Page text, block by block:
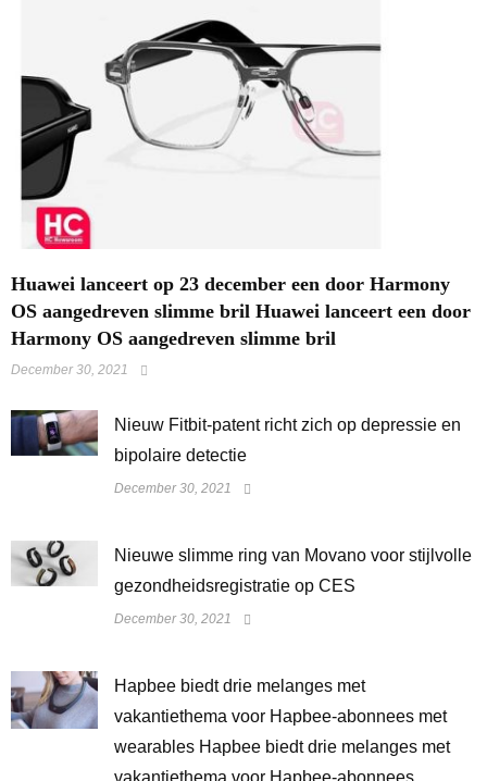
Huawei lanceert op 23 december een door Harmony
OS aangedreven slimme bril Huawei lanceert een door
Harmony OS aangedreven slimme bril
December 30, 2021
​Nieuw Fitbit-patent richt zich op depressie en
bipolaire detectie
December 30, 2021
Nieuwe slimme ring van Movano voor stijlvolle
gezondheidsregistratie op CES
December 30, 2021
Hapbee biedt drie melanges met
vakantiethema voor Hapbee-abonnees met
wearables Hapbee biedt drie melanges met
vakantiethema voor Hapbee-abonnees